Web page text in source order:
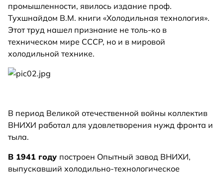
промышленности, явилось издание проф.
Тухшнайдом В.М. книги «Холодильная технология».
Этот труд нашел признание не толь-ко в
техническом мире СССР, но и в мировой
холодильной технике.
В период Великой отечественной войны коллектив
ВНИХИ работал для удовлетворения нужд фронта и
тыла.
В 1941 году построен Опытный завод ВНИХИ,
выпускавший холодильно-технологическое